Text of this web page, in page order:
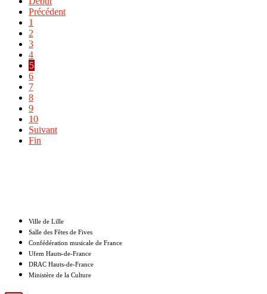
Précédent
1
2
3
4
5
6
7
8
9
10
Suivant
Fin
Ville de Lille
Salle des Fêtes de Fives
Confédération musicale de France
Ufem Hauts-de-France
DRAC Hauts-de-France
Ministère de la Culture